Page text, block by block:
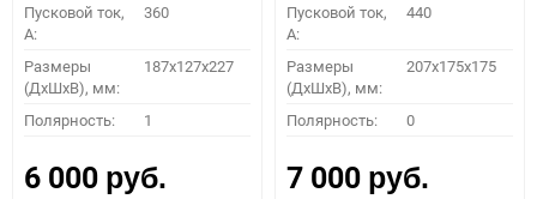
Пусковой ток,
A:
360
Размеры
(ДхШхВ), мм:
187x127x227
Полярность: 1
6 000 руб.
Пусковой ток,
A:
440
Размеры
(ДхШхВ), мм:
207x175x175
Полярность: 0
7 000 руб.